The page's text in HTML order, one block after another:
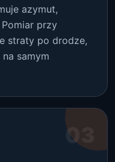
azymut,
przy
straty po drodze,
samym
03